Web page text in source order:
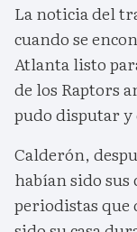
La noticia del
cuando se
Atlanta listo
de los Raptors
pudo disputar y
Calderón,
habían sido
periodistas que